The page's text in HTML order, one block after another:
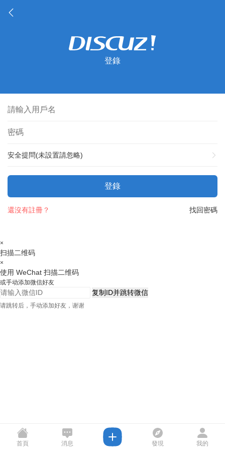
登錄
安全提問(未設置請忽略)
登錄
找回密碼
還沒有註冊？
×
扫描二维码
×
使用 WeChat 扫描二维码
或手动添加微信好友
复制ID并跳转微信
请跳转后，手动添加好友，谢谢
首頁 消息 發現 我的